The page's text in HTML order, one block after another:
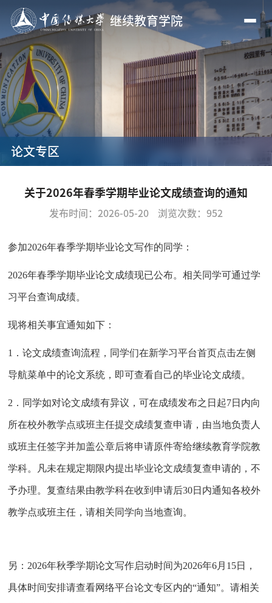
继续教育学院
论文专区
关于2026年春季学期毕业论文成绩查询的通知
发布时间：2026-05-20 浏览次数：952
参加2026年春季学期毕业论文写作的同学：
2026年春季学期毕业论文成绩现已公布。相关同学可通过学
习平台查询成绩。
现将相关事宜通知如下：
1 ．论文成绩查询流程，同学们在新学习平台首页点击左侧
导航菜单中的论文系统，即可查看自己的毕业论文成绩。
2 ．同学如对论文成绩有异议，可在成绩发布之日起7日内向
所在校外教学点或班主任提交成绩复查申请，由当地负责人
或班主任签字并加盖公章后将申请原件寄给继续教育学院教
学科。凡未在规定期限内提出毕业论文成绩复查申请的，不
予办理。复查结果由教学科在收到申请后30日内通知各校外
教学点或班主任，请相关同学向当地查询。
另： 2026年秋季学期论文写作启动时间为2026年6月 15日，
具体时间安排请查看网络平台论文专区内的“通知”。请相关